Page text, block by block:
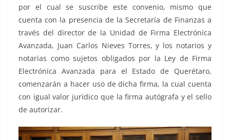
por el cual se suscribe este convenio, mismo que
cuenta con la presencia de la Secretaría de Finanzas a
través del director de la Unidad de Firma Electrónica
Avanzada, Juan Carlos Nieves Torres, y los notarios y
notarias como sujetos obligados por la Ley de Firma
Electrónica Avanzada para el Estado de Querétaro,
comenzarán a hacer uso de dicha firma, la cual cuenta
con igual valor jurídico que la firma autógrafa y el sello
de autorizar.